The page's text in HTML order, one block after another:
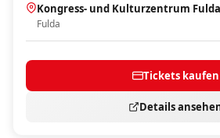
Kongress- und Kulturzentrum
Fulda
Tickets kaufen
Details